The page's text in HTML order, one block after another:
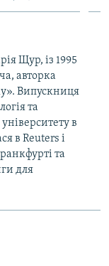
Щур, із 1995
авторка
Випускниця
та
в
в Reuters і
та
для